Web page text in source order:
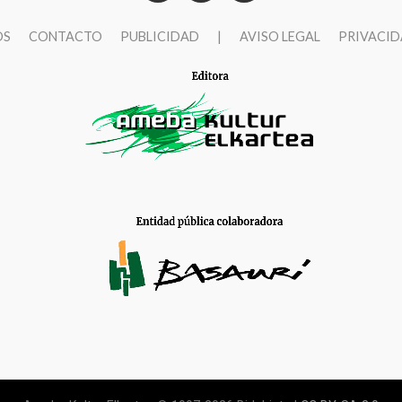
CONTACTO PUBLICIDAD | AVISO LEGAL